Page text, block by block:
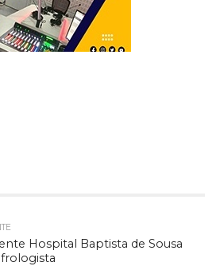
Hospital Baptista de Sousa